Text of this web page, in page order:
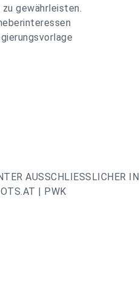
gewährleisten.
AUSSCHLIESSLICHER
| PWK